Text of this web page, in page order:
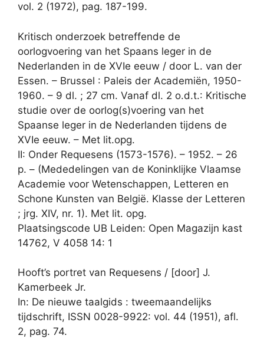
vol. 2 (1972), pag. 187-199.
Kritisch onderzoek betreffende de
oorlogvoering van het Spaans leger in de
Nederlanden in de XVIe eeuw / door L. van der
Essen. – Brussel : Paleis der Academiën, 1950-
1960. – 9 dl. ; 27 cm. Vanaf dl. 2 o.d.t.: Kritische
studie over de oorlog(s)voering van het
Spaanse leger in de Nederlanden tijdens de
XVIe eeuw. – Met lit.opg.
II: Onder Requesens (1573-1576). – 1952. – 26
p. – (Mededelingen van de Koninklijke Vlaamse
Academie voor Wetenschappen, Letteren en
Schone Kunsten van België. Klasse der Letteren
; jrg. XIV, nr. 1). Met lit. opg.
Plaatsingscode UB Leiden: Open Magazijn kast
14762, V 4058 14: 1
Hooft’s portret van Requesens / [door] J.
Kamerbeek Jr.
In: De nieuwe taalgids : tweemaandelijks
tijdschrift, ISSN 0028-9922: vol. 44 (1951), afl.
2, pag. 74.